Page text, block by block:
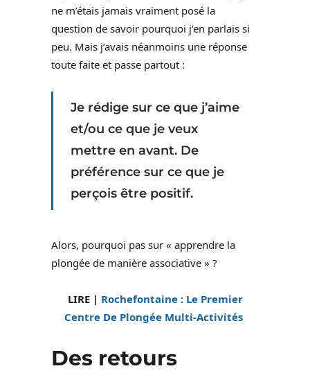
ne m’étais jamais vraiment posé la
question de savoir pourquoi j’en parlais si
peu. Mais j’avais néanmoins une réponse
toute faite et passe partout :
Je rédige sur ce que j’aime
et/ou ce que je veux
mettre en avant. De
préférence sur ce que je
perçois être positif.
Alors, pourquoi pas sur « apprendre la
plongée de manière associative » ?
LIRE | Rochefontaine : Le Premier
Centre De Plongée Multi-Activités
Des retours